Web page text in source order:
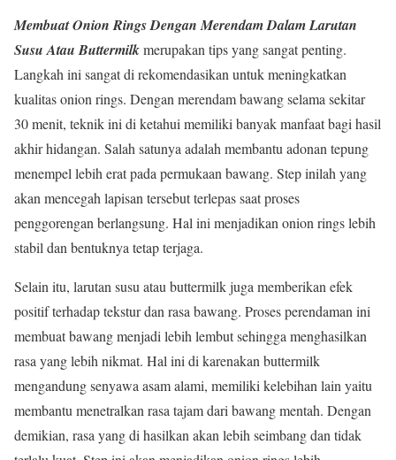
Membuat Onion Rings Dengan Merendam Dalam Larutan
Susu Atau Buttermilkmerupakan tips yang sangat penting.
Langkah ini sangat di rekomendasikan untuk meningkatkan
kualitas onion rings. Dengan merendam bawang selama sekitar
30 menit, teknik ini di ketahui memiliki banyak manfaat bagi hasil
akhir hidangan. Salah satunya adalah membantu adonan tepung
menempel lebih erat pada permukaan bawang. Step inilah yang
akan mencegah lapisan tersebut terlepas saat proses
penggorengan berlangsung. Hal ini menjadikan onion rings lebih
stabil dan bentuknya tetap terjaga.
Selain itu, larutan susu atau buttermilk juga memberikan efek
positif terhadap tekstur dan rasa bawang. Proses perendaman ini
membuat bawang menjadi lebih lembut sehingga menghasilkan
rasa yang lebih nikmat. Hal ini di karenakan buttermilk
mengandung senyawa asam alami, memiliki kelebihan lain yaitu
membantu menetralkan rasa tajam dari bawang mentah. Dengan
demikian, rasa yang di hasilkan akan lebih seimbang dan tidak